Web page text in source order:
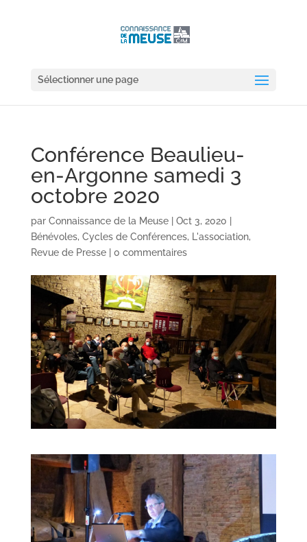
Sélectionner une page
Conférence Beaulieu-
en-Argonne samedi 3
octobre 2020
par Connaissance de la Meuse| Oct 3, 2020
Bénévoles, Cycles de Conférences, L'association,
Revue de Presse| 0 commentaires